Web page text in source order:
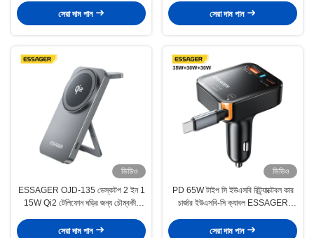
সেরা দাম পান
সেরা দাম পান
ভিডিও
ESSAGER OJD-135 ডেস্কটপ 2 ইন 1
15W Qi2 টেলিফোন ঘড়ির জন্য চৌম্বকীয়
সেরা দাম পান
ভিডিও
PD 65W টাইপ সি ইউএসবি রিট্র্যাক্টেবল কার
চার্জার ইউএসবি-সি ক্যাবল ESSAGER
সেরা দাম পান